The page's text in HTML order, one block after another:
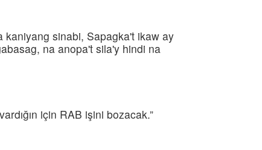
sinabi, Sapagka't ikaw ay
na anopa't sila'y hindi na
için RAB işini bozacak.”